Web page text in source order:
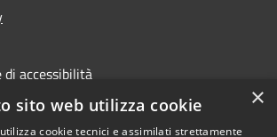
di accessibilità
×
sito web utilizza cookie
cookie tecnici e assimilati strettamente